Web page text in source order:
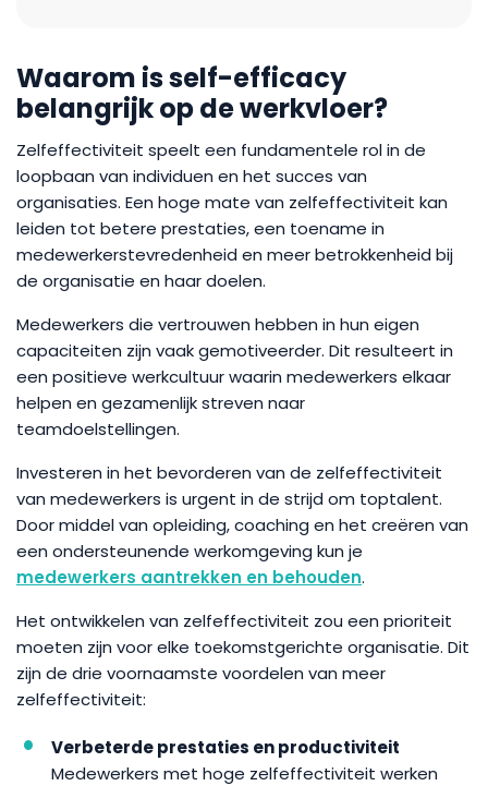
Waarom is self-efficacy
belangrijk op de werkvloer?
Zelfeffectiviteit speelt een fundamentele rol in de
loopbaan van individuen en het succes van
organisaties. Een hoge mate van zelfeffectiviteit kan
leiden tot betere prestaties, een toename in
medewerkerstevredenheid en meer betrokkenheid bij
de organisatie en haar doelen.
Medewerkers die vertrouwen hebben in hun eigen
capaciteiten zijn vaak gemotiveerder. Dit resulteert in
een positieve werkcultuur waarin medewerkers elkaar
helpen en gezamenlijk streven naar
teamdoelstellingen.
Investeren in het bevorderen van de zelfeffectiviteit
van medewerkers is urgent in de strijd om toptalent.
Door middel van opleiding, coaching en het creëren van
een ondersteunende werkomgeving kun je
medewerkers aantrekken en behouden.
Het ontwikkelen van zelfeffectiviteit zou een prioriteit
moeten zijn voor elke toekomstgerichte organisatie. Dit
zijn de drie voornaamste voordelen van meer
zelfeffectiviteit:
Verbeterde prestaties en productiviteit
Medewerkers met hoge zelfeffectiviteit werken